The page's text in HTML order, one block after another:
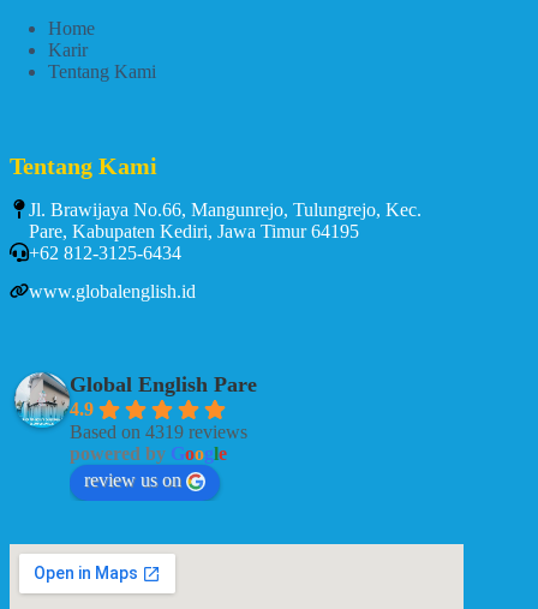
Home
Karir
Tentang Kami
Tentang Kami
Jl. Brawijaya No.66, Mangunrejo, Tulungrejo, Kec.
Pare, Kabupaten Kediri, Jawa Timur 64195
+62 812-3125-6434
www.globalenglish.id
Global English Pare
4.9
Based on 4319 reviews
powered by Google
review us on